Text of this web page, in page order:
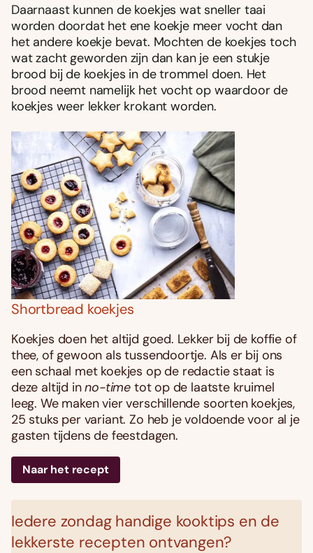
Daarnaast kunnen de koekjes wat sneller taai
worden doordat het ene koekje meer vocht dan
het andere koekje bevat. Mochten de koekjes toch
wat zacht geworden zijn dan kan je een stukje
brood bij de koekjes in de trommel doen. Het
brood neemt namelijk het vocht op waardoor de
koekjes weer lekker krokant worden.
Shortbread koekjes
Koekjes doen het altijd goed. Lekker bij de koffie of
thee, of gewoon als tussendoortje. Als er bij ons
een schaal met koekjes op de redactie staat is
deze altijd inno-time tot op de laatste kruimel
leeg. We maken vier verschillende soorten koekjes,
25 stuks per variant. Zo heb je voldoende voor al je
gasten tijdens de feestdagen.
Naar het recept
Iedere zondag handige kooktips en de
lekkerste recepten ontvangen?